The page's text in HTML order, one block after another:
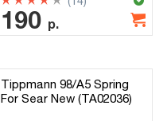
190 р.
Tippmann 98/A5 Spring
For Sear New (TA02036)